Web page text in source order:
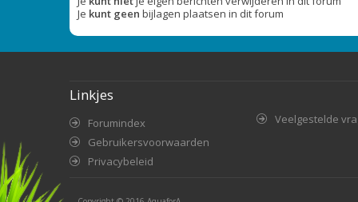
Je kunt geen bijlagen plaatsen in dit forum
Linkjes
Forumindex
Gebruikersvoorwaarden
Privacybeleid
Veelgestelde